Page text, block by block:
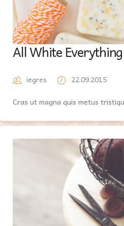
All White Everything
iegres 22.09.2015
Cras ut magna quis metus